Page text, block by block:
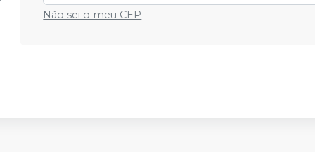
Não sei o meu CEP